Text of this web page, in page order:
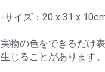
-サイズ：20 x 31 x
実物の色をできるだけ
生じることがあります。